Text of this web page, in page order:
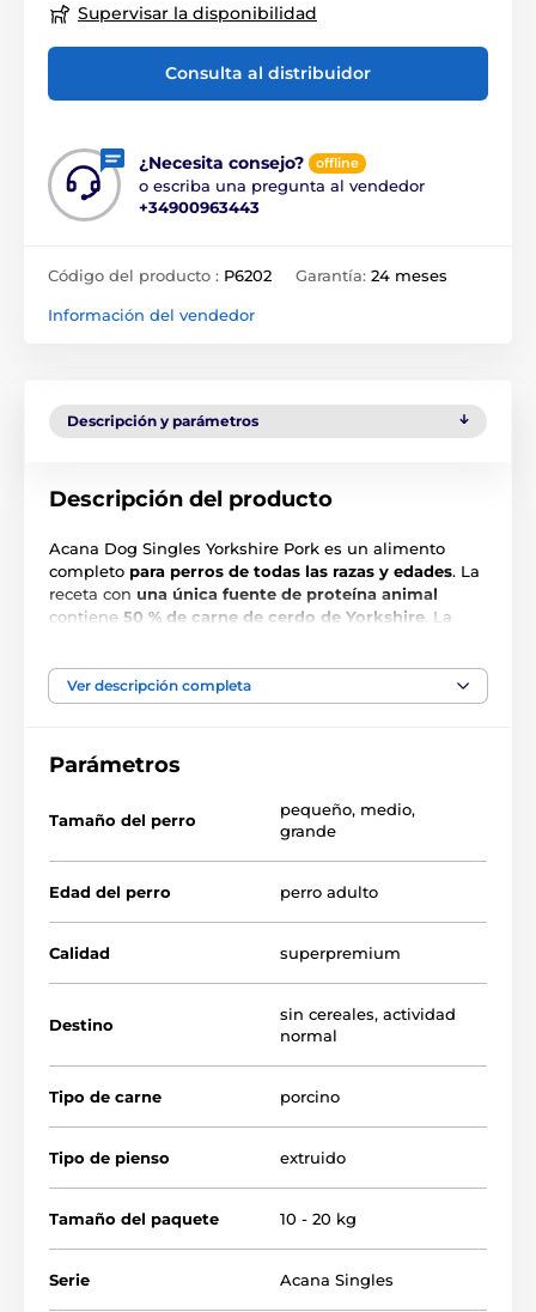
Supervisar la disponibilidad
Consulta al distribuidor
¿Necesita consejo? offline
o escriba una pregunta al vendedor
+34900963443
Código del producto : P6202 Garantía: 24 meses
Información del vendedor
Descripción y parámetros
Descripción del producto
Acana Dog Singles Yorkshire Pork es un alimento
completo para perros de todas las razas y edades. La
receta con una única fuente de proteína animal
contiene 50 % de carne de cerdo de Yorkshire . La
Gracias al extracto de hígado liofilizado, el alimento
resulta apetecible incluso para los más selectivos.
una única fuente de proteína animal: carne de
cerdo de Yorkshire
sin cereales (grain‑free): adecuado para perros con
digestión sensible
contiene ingredientes “WholePrey” (carne, hígado,
calabaza moscada y fibra de calabaza añadidas:
Ver descripción completa
Parámetros
Tamaño del perro
pequeño, medio,
grande
Edad del perro perro adulto
Calidad superpremium
Destino
sin cereales, actividad
normal
Tipo de carne porcino
Tipo de pienso extruido
Tamaño del paquete 10 - 20 kg
Serie Acana Singles